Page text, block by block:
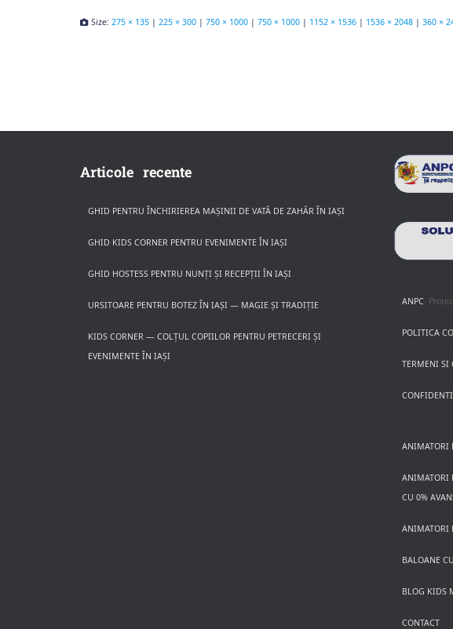
Size: 275 × 135 | 225 × 300 | 750 × 1000 | 750 × 1000 | 1152 × 1536 | 1536 × 2048 | 360 ×
Articole recente
GHID PENTRU ÎNCHIRIEREA MAȘINII DE VATĂ DE ZAHĂR ÎN IAȘI
GHID KIDS CORNER PENTRU EVENIMENTE ÎN IAȘI
GHID HOSTESS PENTRU NUNȚI ȘI RECEPȚII ÎN IAȘI
URSITOARE PENTRU BOTEZ ÎN IAȘI — MAGIE ȘI TRADIȚIE
KIDS CORNER — COLȚUL COPIILOR PENTRU PETRECERI ȘI
EVENIMENTE ÎN IAȘI
ANPC-
POLITICA
TERMENI SI
ANIMATORI
ANIMATORI
CU 0%
ANIMATORI
BALOANE
BLOG KIDS
CONTACT